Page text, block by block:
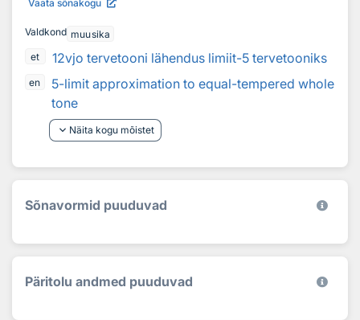
Vaata sõnakogu
Valdkond muusika
et
12vjo tervetooni lähendus limiit-5 tervetooniks
en
5-limit approximation to equal-tempered whole
tone
keyboard_arrow_down Näita kogu mõistet
Sõnavormid puuduvad
Päritolu andmed puuduvad